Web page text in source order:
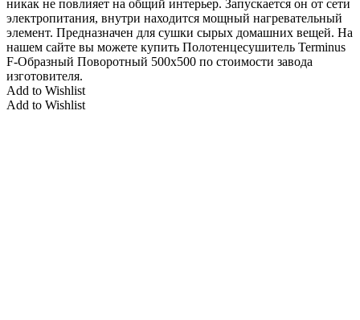
никак не повлияет на общий интерьер. Запускается он от сети
электропитания, внутри находится мощный нагревательный
элемент. Предназначен для сушки сырых домашних вещей. На
нашем сайте вы можете купить Полотенцесушитель Terminus
F-Образный Поворотный 500x500 по стоимости завода
изготовителя.
Add to Wishlist
Add to Wishlist